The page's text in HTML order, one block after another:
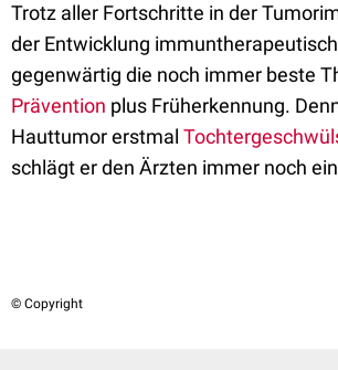
Trotz aller Fortschritte in der
der Entwicklung
gegenwärtig die noch immer beste
Prävention plus Früherkennung.
Hauttumor erstmal
schlägt er den Ärzten immer noch
© Copyright